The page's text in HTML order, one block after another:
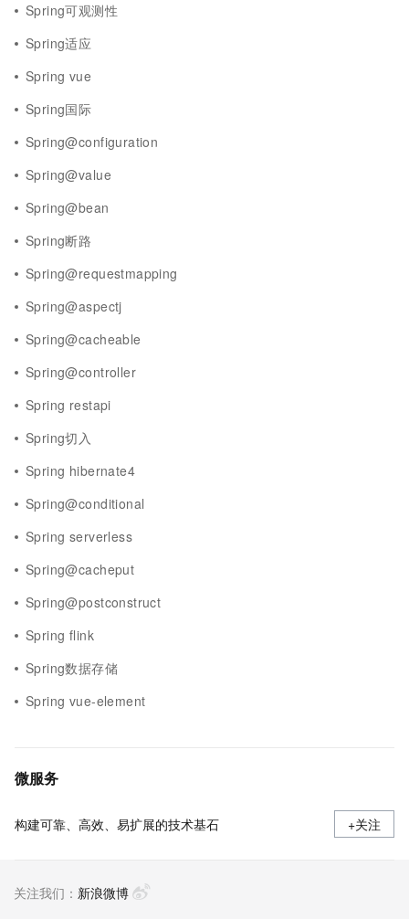
Spring可观测性
Spring适应
Spring vue
Spring国际
Spring@configuration
Spring@value
Spring@bean
Spring断路
Spring@requestmapping
Spring@aspectj
Spring@cacheable
Spring@controller
Spring restapi
Spring切入
Spring hibernate4
Spring@conditional
Spring serverless
Spring@cacheput
Spring@postconstruct
Spring flink
Spring数据存储
Spring vue-element
微服务
构建可靠、高效、易扩展的技术基石 +关注
关注我们： 新浪微博